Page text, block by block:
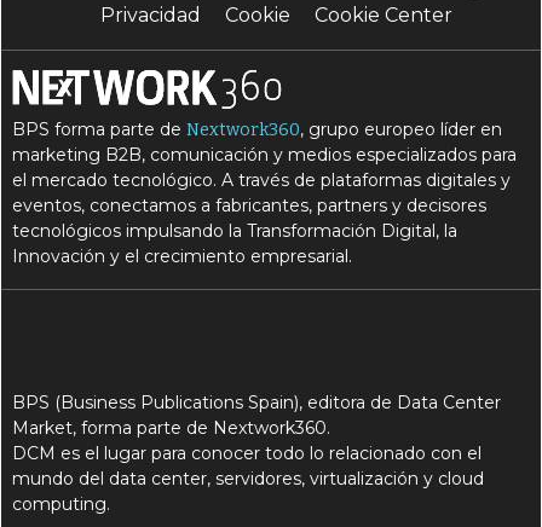
Privacidad
Cookie Cookie Center
BPS forma parte deNextwork360, grupo europeo líder en
marketing B2B, comunicación y medios especializados para
el mercado tecnológico. A través de plataformas digitales y
eventos, conectamos a fabricantes, partners y decisores
tecnológicos impulsando la Transformación Digital, la
Innovación y el crecimiento empresarial.
BPS (Business Publications Spain), editora de Data Center
Market, forma parte de Nextwork360.
DCM es el lugar para conocer todo lo relacionado con el
mundo del data center, servidores, virtualización y cloud
computing.